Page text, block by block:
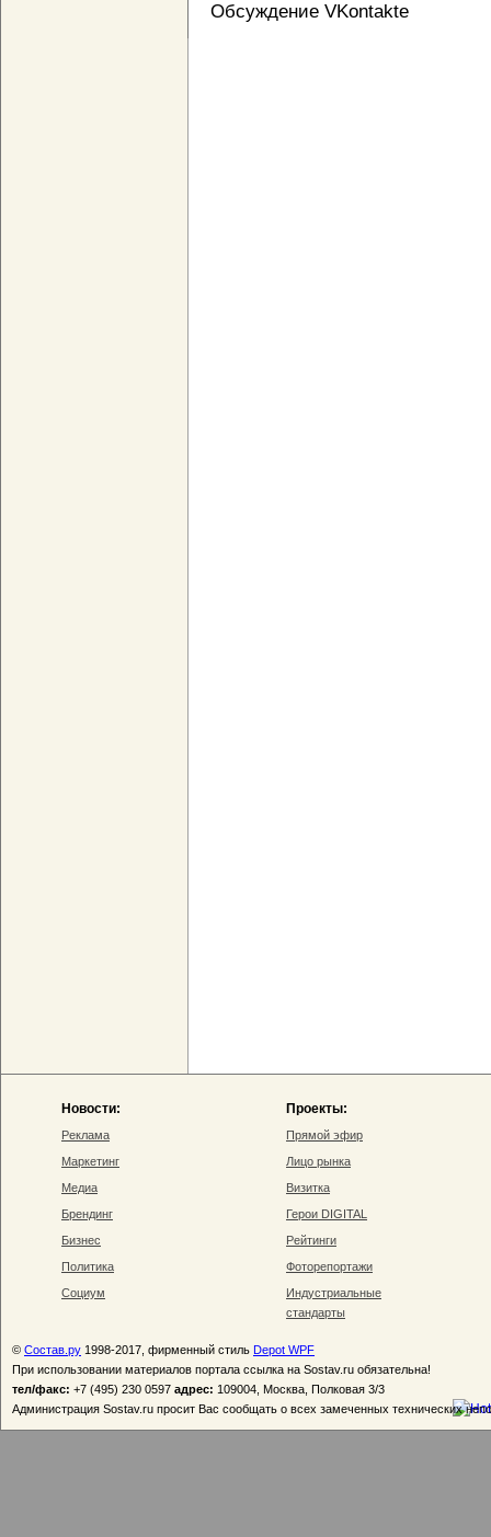
Обсуждение VKontakte
Новости:
Реклама
Маркетинг
Медиа
Брендинг
Бизнес
Политика
Социум
Проекты:
Прямой эфир
Лицо рынка
Визитка
Герои DIGITAL
Рейтинги
Фоторепортажи
Индустриальные
стандарты
© Состав.ру 1998-2017, фирменный стиль Depot WPF
При использовании материалов портала ссылка на Sostav.ru обязательна!
тел/факс: +7 (495) 230 0597 адрес: 109004, Москва, Полковая 3/3
Администрация Sostav.ru просит Вас сообщать о всех замеченных технических